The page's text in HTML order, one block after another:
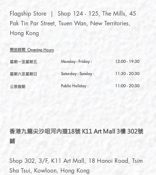
Flagship Store | Shop 124 - 125, The Mills, 45
Pak Tin Par Street, Tsuen Wan, New Territories,
Hong Kong
開放時間 Opening Hours
星期一至星期五
星期六至星期日
公眾假期
12:00 - 19:30
11:30 - 20:30
11:00 - 20:30
Monday - Friday :
Saturday- Sunday :
Public Holiday :
香港九龍尖沙咀河內道18號 K11 Art Mall 3樓 302號
鋪
Shop 302, 3/F, K11 Art Mall, 18 Hanoi Road, Tsim
Sha Tsui, Kowloon, Hong Kong